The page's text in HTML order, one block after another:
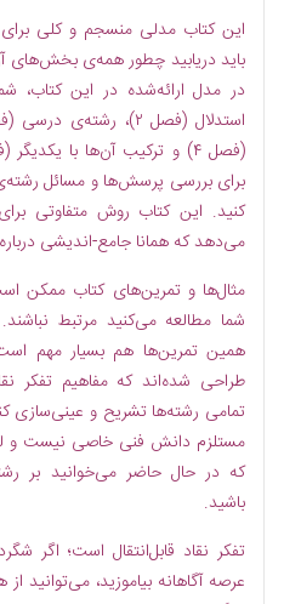
این کتاب مدلی منسجم و کلی برای
باید دریابید چطور همه‌ی بخش‌های
در مدل ارائه‌شده در این کتاب،
برای بررسی پرسش‌ها و مسائل
کنید. این کتاب روش متفاوتی
می‌دهد که همانا جامع-‌اندیشی
مثال‌ها و تمرین‌های کتاب ممکن
شما مطالعه می‌کنید مرتبط
همین تمرین‌ها هم بسیار مهم
طراحی شده‌اند که مفاهیم تفکر
تمامی رشته‌ها تشریح و عینی‌سازی
مستلزم دانش فنی خاصی نیست و
که در حال حاضر می‌خوانید بر
باشید.
تفکر نقاد قابل‌انتقال است؛ اگر
عرصه آگاهانه بیاموزید، می‌توانید